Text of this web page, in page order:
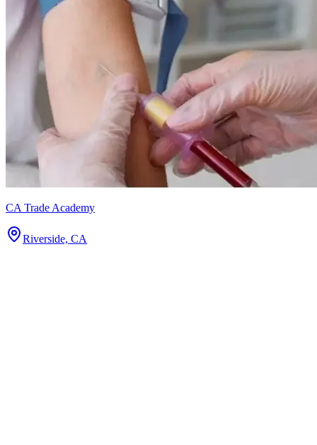
CA Trade Academy
Riverside, CA